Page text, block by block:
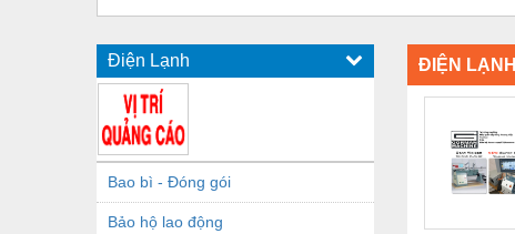
Điện Lạnh
Bao bì - Đóng gói
Bảo hộ lao động
ĐIỆN LẠNH